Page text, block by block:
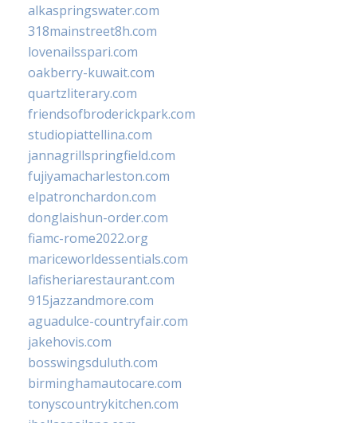
alkaspringswater.com
318mainstreet8h.com
lovenailsspari.com
oakberry-kuwait.com
quartzliterary.com
friendsofbroderickpark.com
studiopiattellina.com
jannagrillspringfield.com
fujiyamacharleston.com
elpatronchardon.com
donglaishun-order.com
fiamc-rome2022.org
mariceworldessentials.com
lafisheriarestaurant.com
915jazzandmore.com
aguadulce-countryfair.com
jakehovis.com
bosswingsduluth.com
birminghamautocare.com
tonyscountrykitchen.com